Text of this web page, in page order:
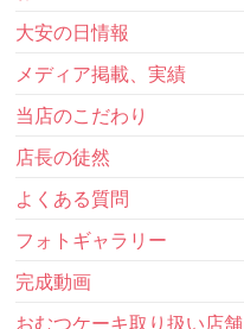
大安の日情報
メディア掲載、実績
当店のこだわり
店長の徒然
よくある質問
フォトギャラリー
完成動画
おむつケーキ取り扱い店舗